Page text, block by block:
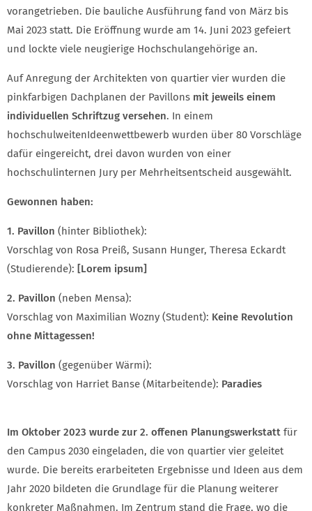
vorangetrieben. Die bauliche Ausführung fand von März bis
Mai 2023 statt. Die Eröffnung wurde am 14. Juni 2023 gefeiert
und lockte viele neugierige Hochschulangehörige an.
Auf Anregung der Architekten von quartier vier wurden die
pinkfarbigen Dachplanen der Pavillons mit jeweils einem
individuellen Schriftzug versehen. In einem
hochschulweitenIdeenwettbewerb wurden über 80 Vorschläge
dafür eingereicht, drei davon wurden von einer
hochschulinternen Jury per Mehrheitsentscheid ausgewählt.
Gewonnen haben:
1. Pavillon (hinter Bibliothek):
Vorschlag von Rosa Preiß, Susann Hunger, Theresa Eckardt
(Studierende): [Lorem ipsum]
2. Pavillon (neben Mensa):
Vorschlag von Maximilian Wozny (Student): Keine Revolution
ohne Mittagessen!
3. Pavillon (gegenüber Wärmi):
Vorschlag von Harriet Banse (Mitarbeitende): Paradies
Im Oktober 2023 wurde zur 2. offenen Planungswerkstatt für
den Campus 2030 eingeladen, die von quartier vier geleitet
wurde. Die bereits erarbeiteten Ergebnisse und Ideen aus dem
Jahr 2020 bildeten die Grundlage für die Planung weiterer
konkreter Maßnahmen. Im Zentrum stand die Frage, wo die